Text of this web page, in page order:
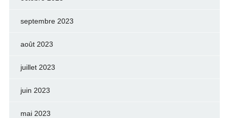
septembre 2023
août 2023
juillet 2023
juin 2023
mai 2023